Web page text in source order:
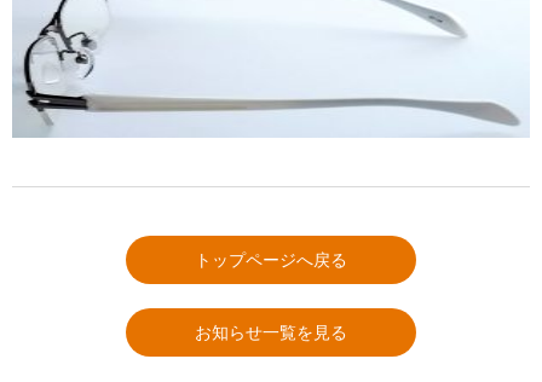
トップページへ戻る
お知らせ一覧を見る